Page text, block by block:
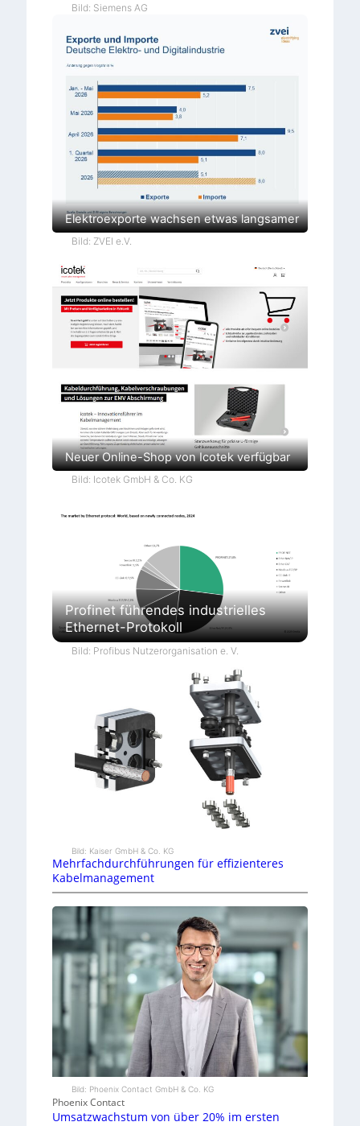
Bild: Siemens AG
Elektroexporte wachsen etwas langsamer
Bild: ZVEI e.V.
Neuer Online-Shop von Icotek verfügbar
Bild: Icotek GmbH & Co. KG
Profinet führendes industrielles
Ethernet-Protokoll
Bild: Profibus Nutzerorganisation e. V.
Bild: Kaiser GmbH & Co. KG
Mehrfachdurchführungen für effizienteres
Kabelmanagement
Bild: Phoenix Contact GmbH & Co. KG
Phoenix Contact
Umsatzwachstum von über 20% im ersten